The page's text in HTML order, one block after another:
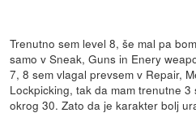
Trenutno sem level 8, še mal pa
samo v Sneak, Guns in Enery
7, 8 sem vlagal prevsem v Repair,
Lockpicking, tak da mam trenutne
okrog 30. Zato da je karakter bolj